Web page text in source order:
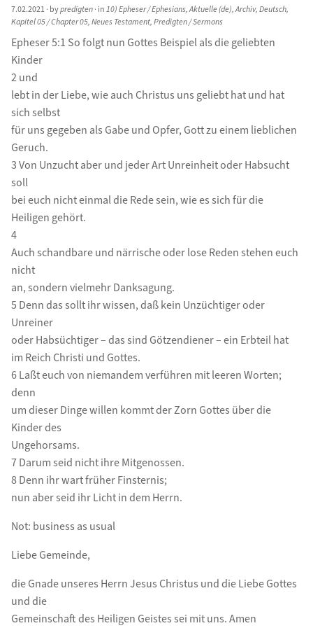
7.02.2021· bypredigten· in10) Epheser / Ephesians,Aktuelle (de),Archiv,Deutsch,
Kapitel 05 / Chapter 05,Neues Testament,Predigten / Sermons
Epheser 5:1 So folgt nun Gottes Beispiel als die geliebten
Kinder
2 und
lebt in der Liebe, wie auch Christus uns geliebt hat und hat
sich selbst
für uns gegeben als Gabe und Opfer, Gott zu einem lieblichen
Geruch.
3 Von Unzucht aber und jeder Art Unreinheit oder Habsucht
soll
bei euch nicht einmal die Rede sein, wie es sich für die
Heiligen gehört.
4
Auch schandbare und närrische oder lose Reden stehen euch
nicht
an, sondern vielmehr Danksagung.
5 Denn das sollt ihr wissen, daß kein Unzüchtiger oder
Unreiner
oder Habsüchtiger – das sind Götzendiener – ein Erbteil hat
im Reich Christi und Gottes.
6 Laßt euch von niemandem verführen mit leeren Worten;
denn
um dieser Dinge willen kommt der Zorn Gottes über die
Kinder des
Ungehorsams.
7 Darum seid nicht ihre Mitgenossen.
8 Denn ihr wart früher Finsternis;
nun aber seid ihr Licht in dem Herrn.
Not: business as usual
Liebe Gemeinde,
die Gnade unseres Herrn Jesus Christus und die Liebe Gottes
und die
Gemeinschaft des Heiligen Geistes sei mit uns. Amen